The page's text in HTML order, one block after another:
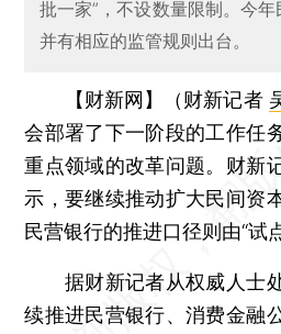
批一家”，不设数量限制。今年
并有相应的监管规则出台。
【财新网】（财新记者
会部署了下一阶段的工作任
重点领域的改革问题。财新
示，要继续推动扩大民间资
民营银行的推进口径则由“试
据财新记者从权威人士
续推进民营银行、消费金融